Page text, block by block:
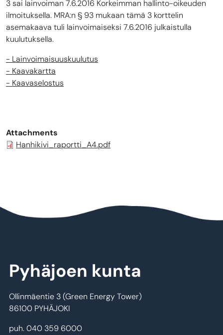
3 sai lainvoiman 7.6.2016 Korkeimman hallinto-oikeuden
ilmoituksella. MRA:n § 93 mukaan tämä 3 korttelin
asemakaava tuli lainvoimaiseksi 7.6.2016 julkaistulla
kuulutuksella.
- Lainvoimaisuuskuulutus
- Kaavakartta
- Kaavaselostus
Attachments
Hanhikivi_raportti_A4.pdf
Pyhäjoen kunta
Ollinmäentie 3 (Green Energy Tower)
86100 PYHÄJOKI
puh. 040 359 6000